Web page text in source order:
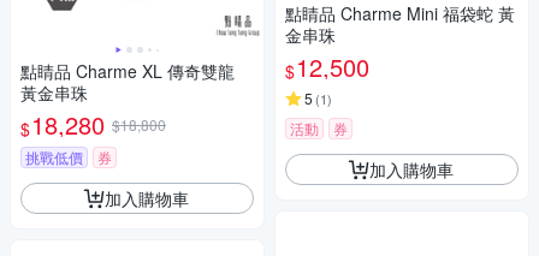
點睛品 Charme XL 傳奇雙龍
黃金串珠
$18,280 $18,800
挑戰低價
券
加入購物車
點睛品 Charme Mini 福袋蛇 黃
金串珠
$12,500
5 (1)
活動 券
加入購物車